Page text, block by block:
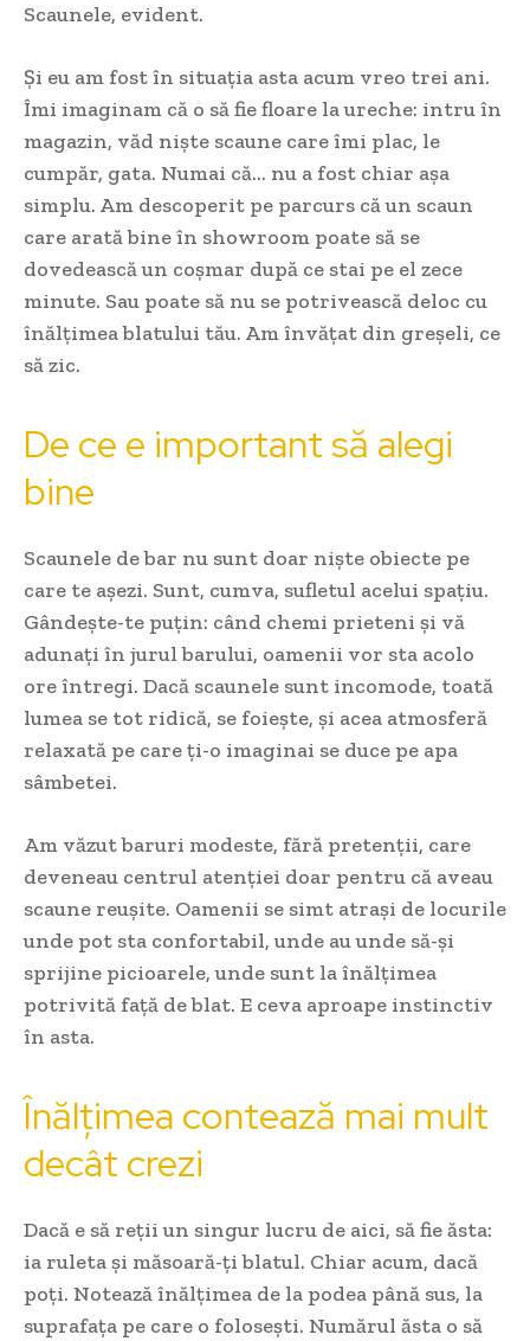
Scaunele, evident.
Și eu am fost în situația asta acum vreo trei ani.
Îmi imaginam că o să fie floare la ureche: intru în
magazin, văd niște scaune care îmi plac, le
cumpăr, gata. Numai că… nu a fost chiar așa
simplu. Am descoperit pe parcurs că un scaun
care arată bine în showroom poate să se
dovedească un coșmar după ce stai pe el zece
minute. Sau poate să nu se potrivească deloc cu
înălțimea blatului tău. Am învățat din greșeli, ce
să zic.
De ce e important să alegi
bine
Scaunele de bar nu sunt doar niște obiecte pe
care te așezi. Sunt, cumva, sufletul acelui spațiu.
Gândește-te puțin: când chemi prieteni și vă
adunați în jurul barului, oamenii vor sta acolo
ore întregi. Dacă scaunele sunt incomode, toată
lumea se tot ridică, se foiește, și acea atmosferă
relaxată pe care ți-o imaginai se duce pe apa
sâmbetei.
Am văzut baruri modeste, fără pretenții, care
deveneau centrul atenției doar pentru că aveau
scaune reușite. Oamenii se simt atrași de locurile
unde pot sta confortabil, unde au unde să-și
sprijine picioarele, unde sunt la înălțimea
potrivită față de blat. E ceva aproape instinctiv
în asta.
Înălțimea contează mai mult
decât crezi
Dacă e să reții un singur lucru de aici, să fie ăsta:
ia ruleta și măsoară-ți blatul. Chiar acum, dacă
poți. Notează înălțimea de la podea până sus, la
suprafața pe care o folosești. Numărul ăsta o să